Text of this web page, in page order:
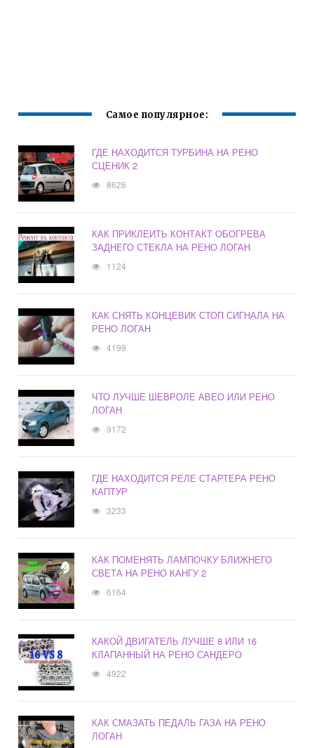
Самое популярное:
ГДЕ НАХОДИТСЯ ТУРБИНА НА РЕНО
СЦЕНИК 2
8626
КАК ПРИКЛЕИТЬ КОНТАКТ ОБОГРЕВА
ЗАДНЕГО СТЕКЛА НА РЕНО ЛОГАН
1124
КАК СНЯТЬ КОНЦЕВИК СТОП СИГНАЛА НА
РЕНО ЛОГАН
4199
ЧТО ЛУЧШЕ ШЕВРОЛЕ АВЕО ИЛИ РЕНО
ЛОГАН
9172
ГДЕ НАХОДИТСЯ РЕЛЕ СТАРТЕРА РЕНО
КАПТУР
3233
КАК ПОМЕНЯТЬ ЛАМПОЧКУ БЛИЖНЕГО
СВЕТА НА РЕНО КАНГУ 2
6164
КАКОЙ ДВИГАТЕЛЬ ЛУЧШЕ 8 ИЛИ 16
КЛАПАННЫЙ НА РЕНО САНДЕРО
4922
КАК СМАЗАТЬ ПЕДАЛЬ ГАЗА НА РЕНО
ЛОГАН